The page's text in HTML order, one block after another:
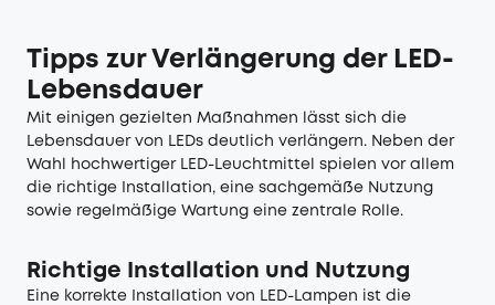
Tipps zur Verlängerung der LED-
Lebensdauer
Mit einigen gezielten Maßnahmen lässt sich die
Lebensdauer von LEDs deutlich verlängern. Neben der
Wahl hochwertiger LED-Leuchtmittel spielen vor allem
die richtige Installation, eine sachgemäße Nutzung
sowie regelmäßige Wartung eine zentrale Rolle.
Richtige Installation und Nutzung
Eine korrekte Installation von LED-Lampen ist die